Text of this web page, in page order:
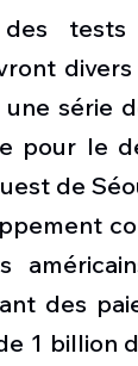
série
pour le
de
des
1 billion